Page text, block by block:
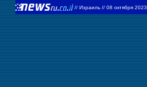
// Израиль // 08 октября 2023